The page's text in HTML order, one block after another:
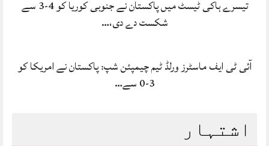
تیسرے ہاکی ٹیسٹ میں پاکستان نے جنوبی کوریا کو 4-3 سے
شکست دے دی،…
آئی ٹی ایف ماسٹرز ورلڈ ٹیم چیمپئن شپ: پاکستان نے امریکا کو
3-0 سے…
اشتہار